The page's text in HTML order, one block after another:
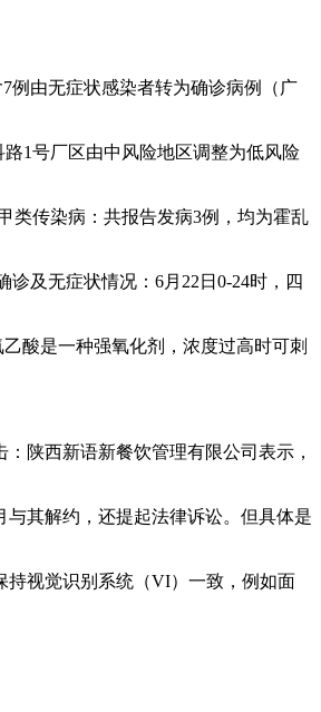
例由无症状感染者转为确诊病例（广
1号厂区由中风险地区调整为低风险
类传染病：共报告发病3例，均为霍乱
及无症状情况：6月22日0-24时，四
酸是一种强氧化剂，浓度过高时可刺
陕西新语新餐饮管理有限公司表示，
其解约，还提起法律诉讼。但具体是
持视觉识别系统（VI）一致，例如面